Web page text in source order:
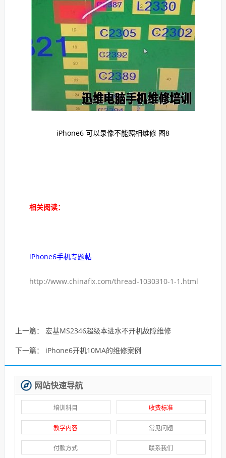
iPhone6 可以录像不能照相维修 图8
相关阅读：
iPhone6手机专题帖
http://www.chinafix.com/thread-1030310-1-1.html
上一篇： 宏基MS2346超级本进水不开机故障维修
下一篇： iPhone6开机10MA的维修案例
网站快速导航
培训科目 收费标准
教学内容 常见问题
付款方式 联系我们